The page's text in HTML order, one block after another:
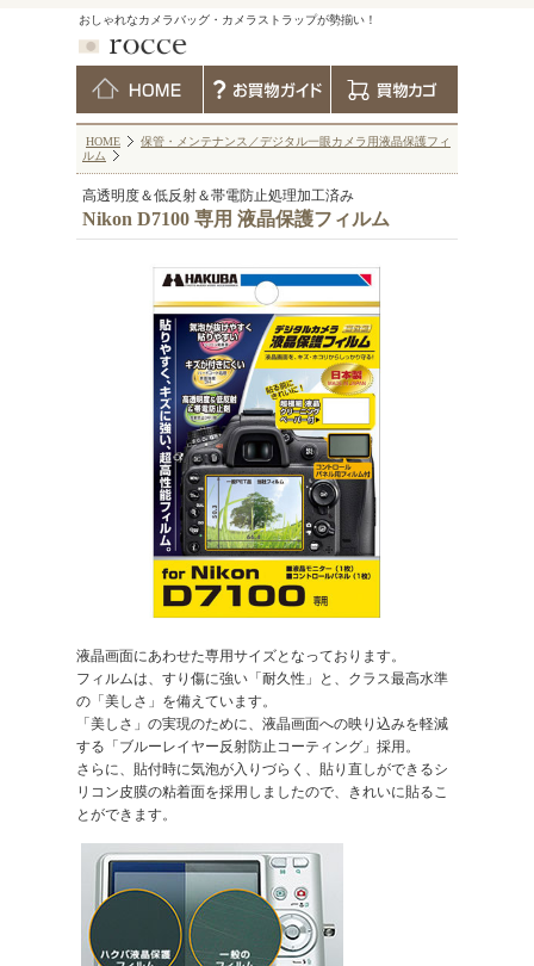
おしゃれなカメラバッグ・カメラストラップが勢揃い！
HOME
保管・メンテナンス／デジタル一眼カメラ用液晶保護フィ
ルム
高透明度＆低反射＆帯電防止処理加工済み
Nikon D7100 専用 液晶保護フィルム
液晶画面にあわせた専用サイズとなっております。
フィルムは、すり傷に強い「耐久性」と、クラス最高水準
の「美しさ」を備えています。
「美しさ」の実現のために、液晶画面への映り込みを軽減
する「ブルーレイヤー反射防止コーティング」採用。
さらに、貼付時に気泡が入りづらく、貼り直しができるシ
リコン皮膜の粘着面を採用しましたので、きれいに貼るこ
とができます。